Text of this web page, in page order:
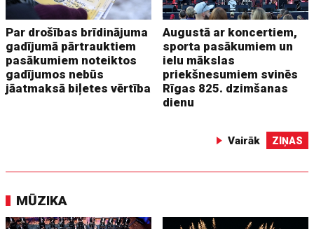
Par drošības brīdinājuma
gadījumā pārtrauktiem
pasākumiem noteiktos
gadījumos nebūs
jāatmaksā biļetes vērtība
Augustā ar koncertiem,
sporta pasākumiem un
ielu mākslas
priekšnesumiem svinēs
Rīgas 825. dzimšanas
dienu
Vairāk ZIŅAS
MŪZIKA